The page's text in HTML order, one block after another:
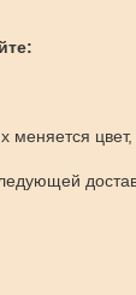
меняется